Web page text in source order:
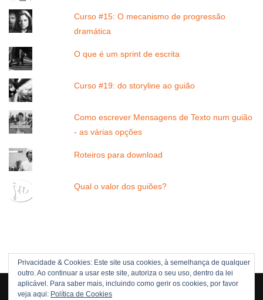
Curso #15: O mecanismo de progressão
dramática
O que é um sprint de escrita
Curso #19: do storyline ao guião
Como escrever Mensagens de Texto num guião
- as várias opções
Roteiros para download
Qual o valor dos guiões?
Privacidade & Cookies: Este site usa cookies, à semelhança de qualquer
outro. Ao continuar a usar este site, autoriza o seu uso, dentro da lei
aplicável. Para saber mais, incluindo como gerir os cookies, por favor
veja aqui: Política de Cookies
Direitos Reservados © 2005 -[current_year] JOÃO NUNES